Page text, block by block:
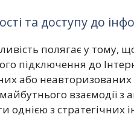
та доступу до
полягає у тому,
підключення до
або
взаємодії з
з стратегічних